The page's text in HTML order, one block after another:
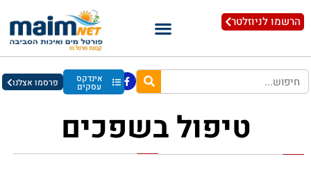
הרשמו לניוזלטר
אינדקס
עסקים פרסמו אצלנו
טיפול בשפכים